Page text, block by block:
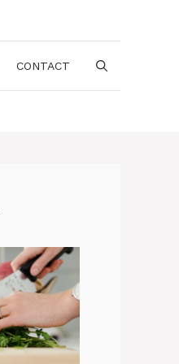
CONTACT